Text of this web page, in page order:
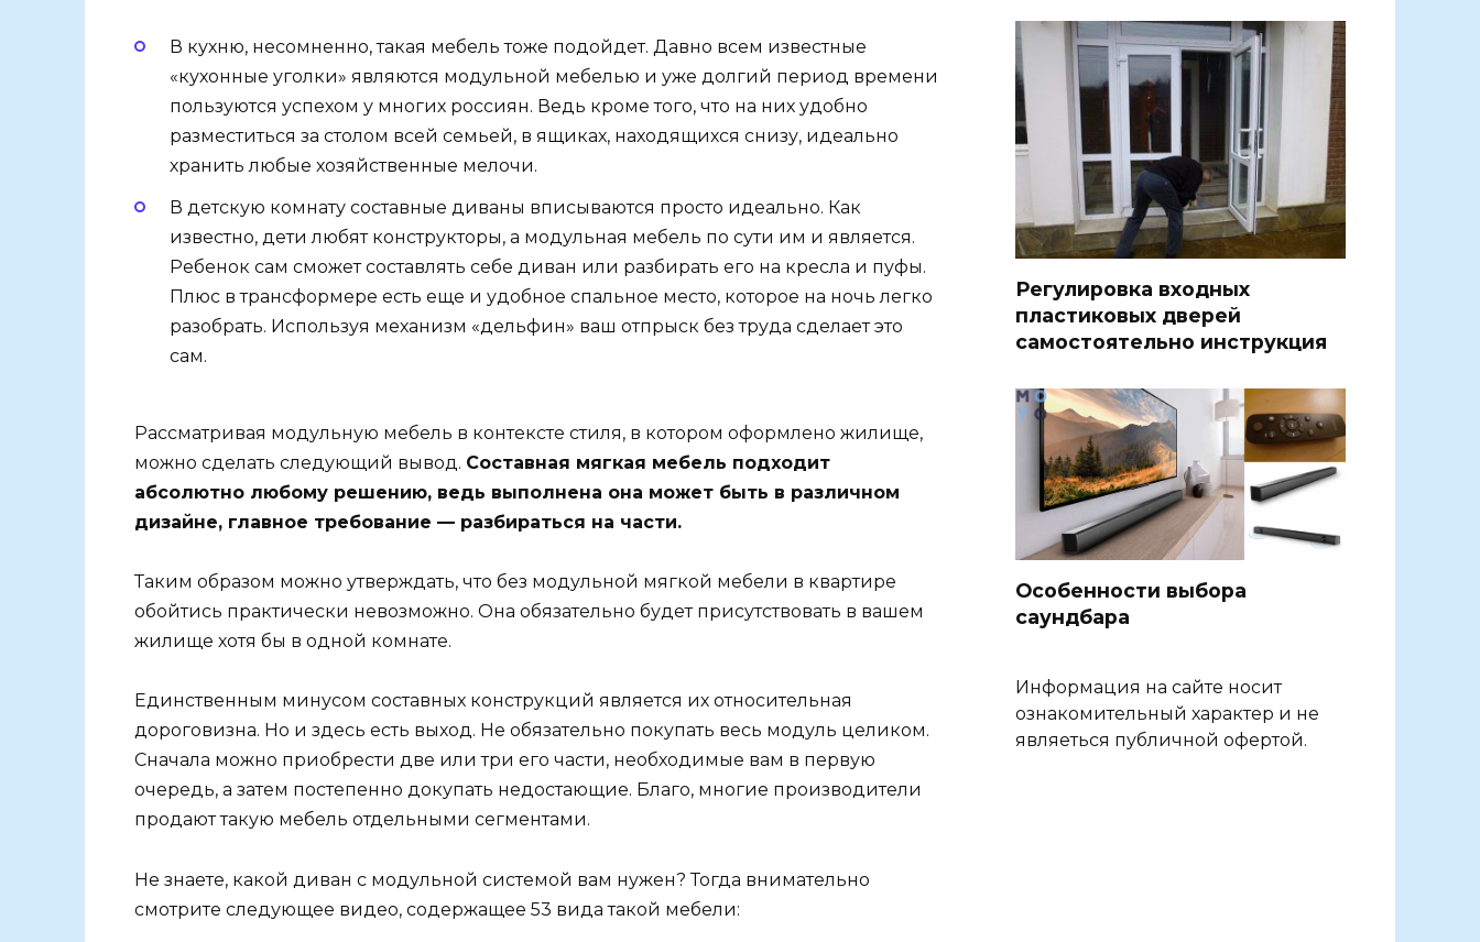
В кухню, несомненно, такая мебель тоже подойдет. Давно всем известные
«кухонные уголки» являются модульной мебелью и уже долгий период времени
пользуются успехом у многих россиян. Ведь кроме того, что на них удобно
разместиться за столом всей семьей, в ящиках, находящихся снизу, идеально
хранить любые хозяйственные мелочи.
В детскую комнату составные диваны вписываются просто идеально. Как
известно, дети любят конструкторы, а модульная мебель по сути им и является.
Ребенок сам сможет составлять себе диван или разбирать его на кресла и пуфы.
Плюс в трансформере есть еще и удобное спальное место, которое на ночь легко
разобрать. Используя механизм «дельфин» ваш отпрыск без труда сделает это
сам.
Рассматривая модульную мебель в контексте стиля, в котором оформлено жилище,
можно сделать следующий вывод. Составная мягкая мебель подходит
абсолютно любому решению, ведь выполнена она может быть в различном
дизайне, главное требование — разбираться на части.
Таким образом можно утверждать, что без модульной мягкой мебели в квартире
обойтись практически невозможно. Она обязательно будет присутствовать в вашем
жилище хотя бы в одной комнате.
Единственным минусом составных конструкций является их относительная
дороговизна. Но и здесь есть выход. Не обязательно покупать весь модуль целиком.
Сначала можно приобрести две или три его части, необходимые вам в первую
очередь, а затем постепенно докупать недостающие. Благо, многие производители
продают такую мебель отдельными сегментами.
Не знаете, какой диван с модульной системой вам нужен? Тогда внимательно
смотрите следующее видео, содержащее 53 вида такой мебели:
Регулировка входных
пластиковых дверей
самостоятельно инструкция
Особенности выбора
саундбара
Информация на сайте носит
ознакомительный характер и не
являеться публичной офертой.